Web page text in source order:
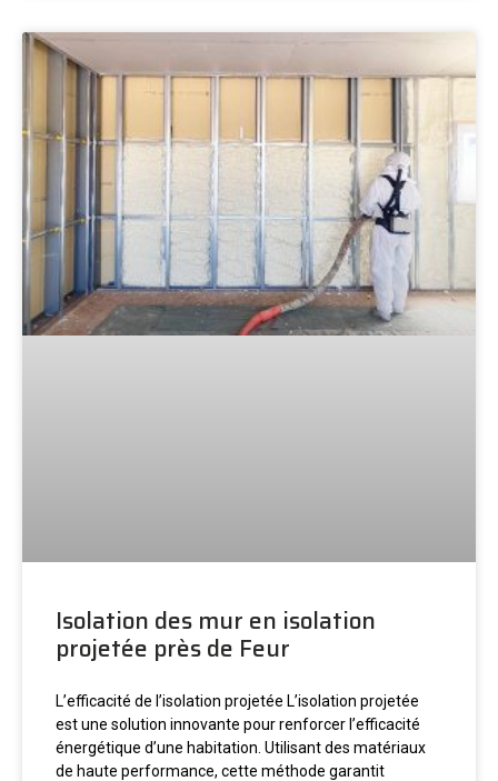
Isolation des mur en isolation
projetée près de Feur
L’efficacité de l’isolation projetée L’isolation projetée
est une solution innovante pour renforcer l’efficacité
énergétique d’une habitation. Utilisant des matériaux
de haute performance, cette méthode garantit